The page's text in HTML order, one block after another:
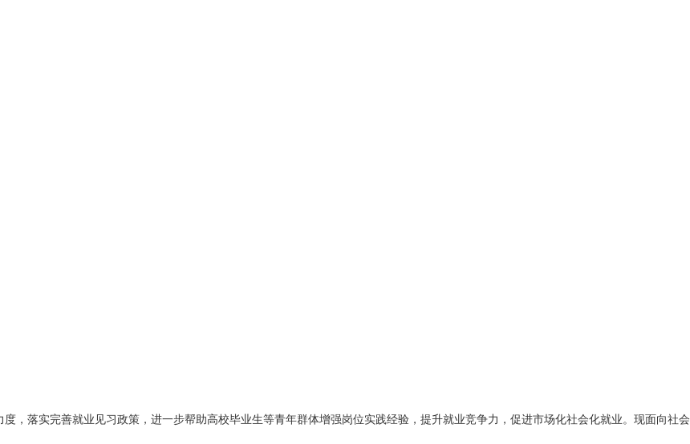
，落实完善就业见习政策，进一步帮助高校毕业生等青年群体增强岗位实践经验，提升就业竞争力，促进市场化社会化就业。现面向社会